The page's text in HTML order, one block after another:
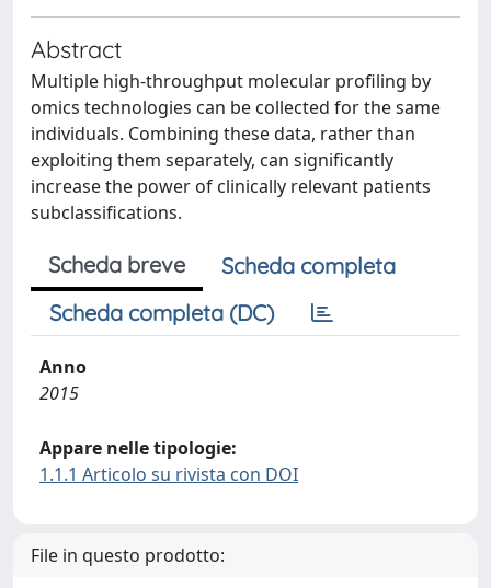
Abstract
Multiple high-throughput molecular profiling by
omics technologies can be collected for the same
individuals. Combining these data, rather than
exploiting them separately, can significantly
increase the power of clinically relevant patients
subclassifications.
Scheda breve
Scheda completa
Scheda completa (DC)
Anno
2015
Appare nelle tipologie:
1.1.1 Articolo su rivista con DOI
File in questo prodotto: